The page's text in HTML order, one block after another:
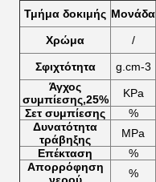
Τμήμα δοκιμής Μονάδα
Χρώμα /
Σφιχτότητα
g.cm-3
Άγχος
συμπίεσης,25%
KPa
Σετ συμπίεσης
%
Δυνατότητα
τράβηξης
MPa
Επέκταση
%
Απορρόφηση
%